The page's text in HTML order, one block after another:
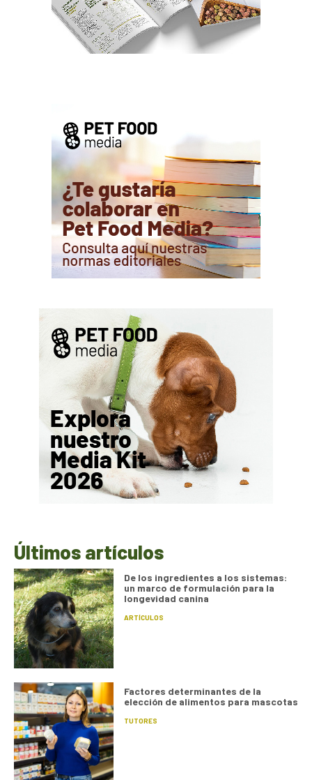
Últimos artículos
De los ingredientes a los sistemas:
un marco de formulación para la
longevidad canina
ARTÍCULOS
Factores determinantes de la
elección de alimentos para mascotas
TUTORES